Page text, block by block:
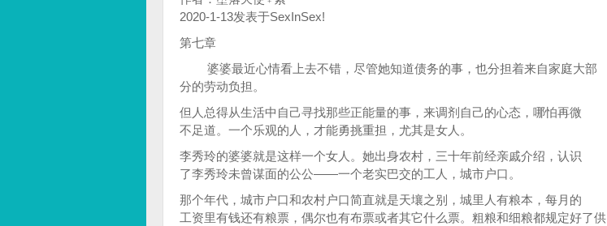
2020-1-13发表于SexInSex!
第七章
婆婆最近心情看上去不错，尽管她知道债务的事，也分担着来自家庭大部
分的劳动负担。
但人总得从生活中自己寻找那些正能量的事，来调剂自己的心态，哪怕再微
不足道。一个乐观的人，才能勇挑重担，尤其是女人。
李秀玲的婆婆就是这样一个女人。她出身农村，三十年前经亲戚介绍，认识
了李秀玲未曾谋面的公公——一个老实巴交的工人，城市户口。
那个年代，城市户口和农村户口简直就是天壤之别，城里人有粮本，每月的
工资里有钱还有粮票，偶尔也有布票或者其它什么票。粗粮和细粮都规定好了供